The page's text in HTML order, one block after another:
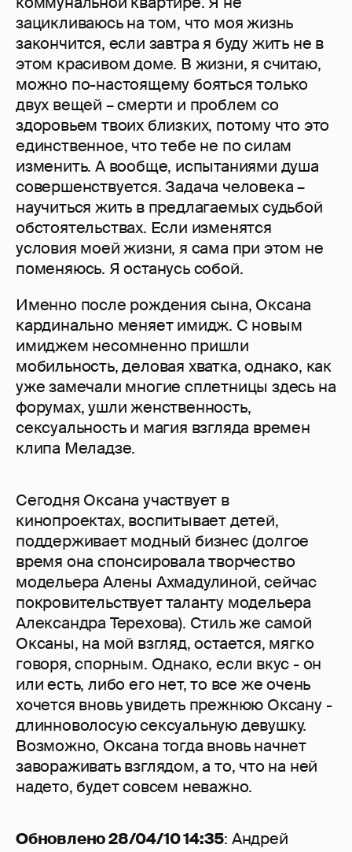
зацикливаюсь на том, что моя жизнь
закончится, если завтра я буду жить не в
этом красивом доме. В жизни, я считаю,
можно по-настоящему бояться только
двух вещей – смерти и проблем со
здоровьем твоих близких, потому что это
единственное, что тебе не по силам
изменить. А вообще, испытаниями душа
совершенствуется. Задача человека –
научиться жить в предлагаемых судьбой
обстоятельствах. Если изменятся
условия моей жизни, я сама при этом не
поменяюсь. Я останусь собой.
Именно после рождения сына, Оксана
кардинально меняет имидж. С новым
имиджем несомненно пришли
мобильность, деловая хватка, однако, как
уже замечали многие сплетницы здесь на
форумах, ушли женственность,
сексуальность и магия взгляда времен
клипа Меладзе.
Сегодня Оксана участвует в
кинопроектах, воспитывает детей,
поддерживает модный бизнес (долгое
время она спонсировала творчество
модельера Алены Ахмадулиной, сейчас
покровительствует таланту модельера
Александра Терехова). Стиль же самой
Оксаны, на мой взгляд, остается, мягко
говоря, спорным. Однако, если вкус - он
или есть, либо его нет, то все же очень
хочется вновь увидеть прежнюю Оксану -
длинноволосую сексуальную девушку.
Возможно, Оксана тогда вновь начнет
завораживать взглядом, а то, что на ней
надето, будет совсем неважно.
Обновлено 28/04/10 14:35: Андрей